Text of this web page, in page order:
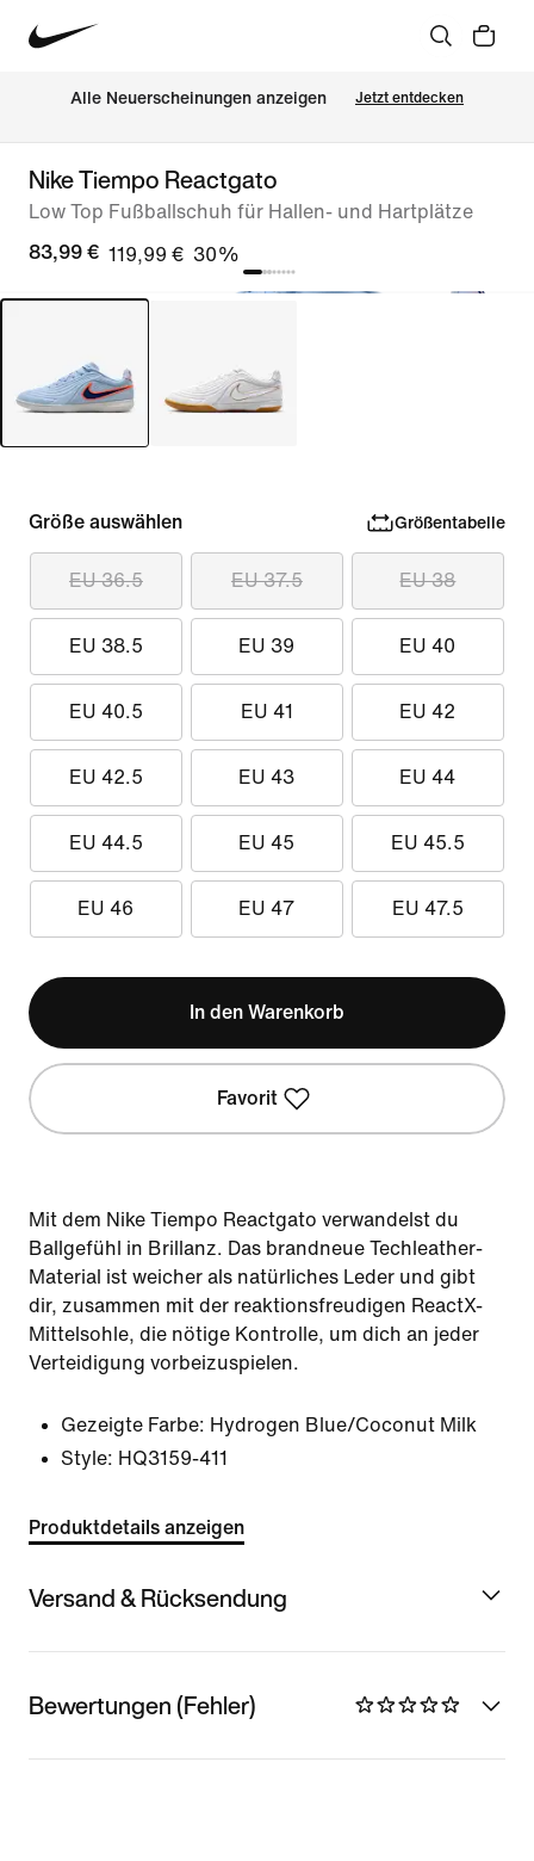
Alle Neuerscheinungen anzeigen Jetzt entdecken
Nike Tiempo Reactgato
Low Top Fußballschuh für Hallen- und Hartplätze
83,99 € 119,99 € 30%
Größe auswählen Größentabelle
EU 36.5 EU 37.5 EU 38
EU 38.5 EU 39 EU 40
EU 40.5 EU 41 EU 42
EU 42.5 EU 43 EU 44
EU 44.5 EU 45 EU 45.5
EU 46 EU 47 EU 47.5
In den Warenkorb
Favorit
Mit dem Nike Tiempo Reactgato verwandelst du
Ballgefühl in Brillanz. Das brandneue Techleather-
Material ist weicher als natürliches Leder und gibt
dir, zusammen mit der reaktionsfreudigen ReactX-
Mittelsohle, die nötige Kontrolle, um dich an jeder
Verteidigung vorbeizuspielen.
Gezeigte Farbe: Hydrogen Blue/Coconut Milk
Style: HQ3159-411
Produktdetails anzeigen
Versand & Rücksendung
Bewertungen (Fehler)